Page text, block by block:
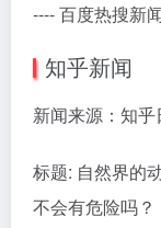
---- 百度热搜新
知乎新闻
新闻来源：知乎
标题: 自然界的
不会有危险吗？